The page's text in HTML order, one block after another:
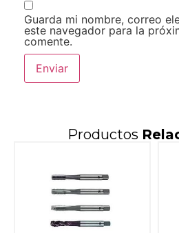
Guarda mi nombre, correo
este navegador para la
comente.
Productos